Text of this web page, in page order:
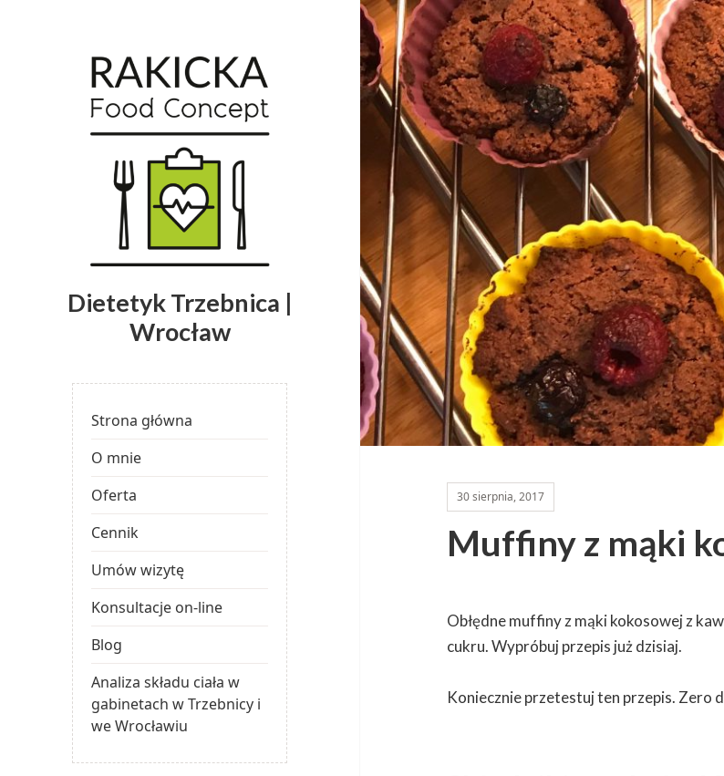
Dietetyk Trzebnica |
Wrocław
Strona główna
O mnie
Oferta
Cennik
Umów wizytę
Konsultacje on-line
Blog
Analiza składu ciała w
gabinetach w Trzebnicy i
we Wrocławiu
30 sierpnia, 2017
Muffiny z mąki
Obłędne muffiny z mąki kokosowej z
cukru. Wypróbuj przepis już dzisiaj.
Koniecznie przetestuj ten przepis. Zero